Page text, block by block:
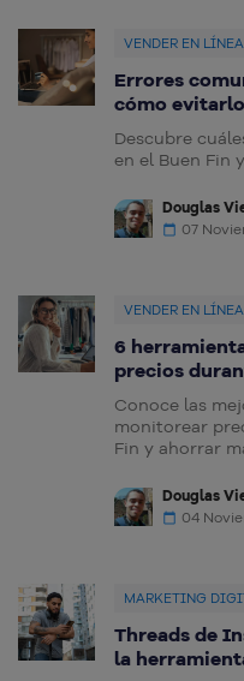
VENDER EN LÍNEA
Errores
cómo
Descubre
en el Buen Fin
Douglas
07
VENDER EN LÍNEA
6
precios
Conoce las
monitorear
Fin y ahorrar
Douglas
04
MARKETING
Threads de
la